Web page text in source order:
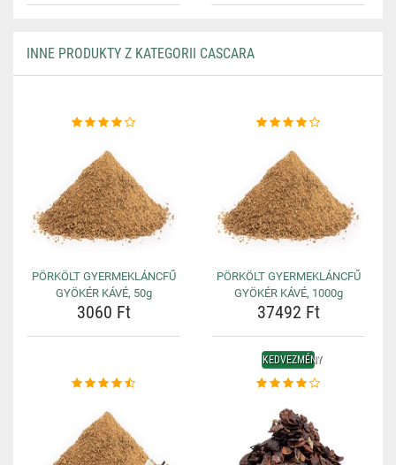
INNE PRODUKTY Z KATEGORII CASCARA
PÖRKÖLT GYERMEKLÁNCFŰ
GYÖKÉR KÁVÉ, 50g
3060 Ft
PÖRKÖLT GYERMEKLÁNCFŰ
GYÖKÉR KÁVÉ, 1000g
37492 Ft
KEDVEZMÉNY